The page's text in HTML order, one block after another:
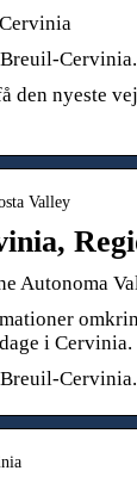
den nyeste
Valley
Autonoma
i Cervinia.